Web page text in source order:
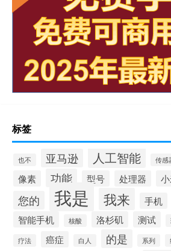
标签
也不 亚马逊 人工智能 传感
像素 功能 型号 处理器
您的 我是 我来 手机
智能手机
核酸 洛杉矶 测试
疗法 癌症 白人 的是 系列